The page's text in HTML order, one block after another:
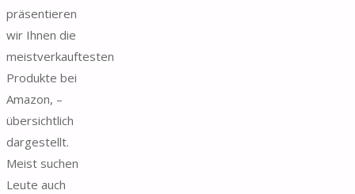
präsentieren
wir Ihnen die
meistverkauftesten
Produkte bei
Amazon, –
übersichtlich
dargestellt.
Meist suchen
Leute auch